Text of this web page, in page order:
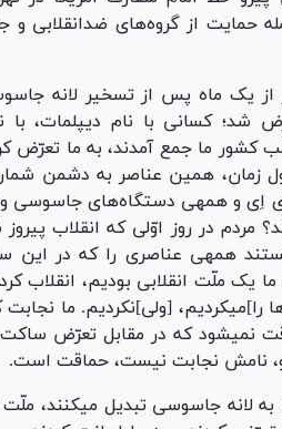
حمایت از گروه‌های ضدانقلابی
از یک ماه پس از تسخیر لانه
شد؛ کسانی با نام دیپلمات،
کشور ما جمع آمدند، به ما تعرّض
زمان، همین عناصر به دشمن
و همهی دستگاه‌های جاسوسی
مردم در روز اوّلی که انقلاب
همهی عناصری را که در این
یک ملّت انقلابی بودیم، انقلاب
را]میکردیم، [ولی]نکردیم. ما
نمیشود که در مقابل تعرّض
نامش نجابت نیست، حماقت است.
لانه جاسوسی تبدیل میکنند، ملّت